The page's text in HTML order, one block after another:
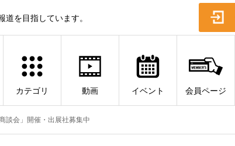
を目指しています。
カテゴリ 動画 イベント 会員ページ
談会」開催・出展社募集中